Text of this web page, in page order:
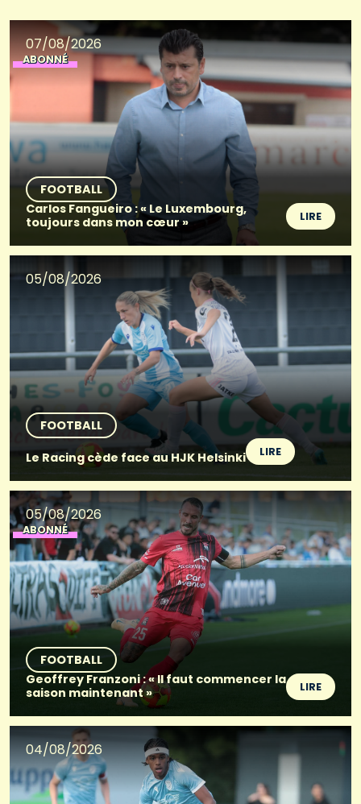
07/08/2026
ABONNÉ
FOOTBALL
Carlos Fangueiro : « Le Luxembourg,
toujours dans mon cœur »
LIRE
05/08/2026
FOOTBALL
Le Racing cède face au HJK Helsinki
LIRE
05/08/2026
ABONNÉ
FOOTBALL
Geoffrey Franzoni : « Il faut commencer la
saison maintenant »
LIRE
04/08/2026